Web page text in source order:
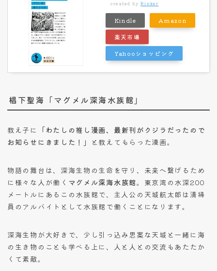
created byRinker
Kindle Amazon
楽天市場
Yahooショッピング
椙下聖海「マグメル深海水族館」
教え子に
「わたしの推し漫画、最新刊がクジラだったので
お知らせにきました！」
と教えてもらった漫画。
物語の舞台は、深海生物の生命を守り、未来へ繋げるため
に様々な人が働く マグメル深海水族館。東京湾の水深200
メートルにあるこの水族館で、主人公の天城航太郎は清掃
員のアルバイトとして水族館で働くことになります。
深海生物が大好きで、少し引っ込み思案な天城と一緒に海
の生き物のことも学べる上に、人と人との交流もあたたか
くて素敵。